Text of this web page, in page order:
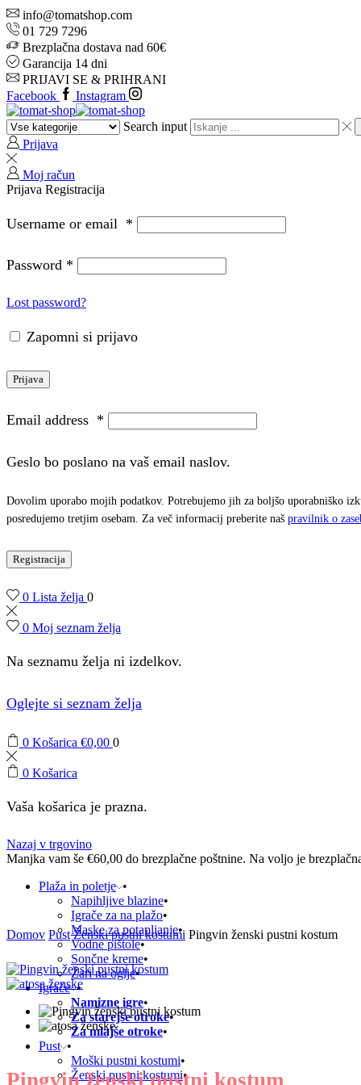
info@tomatshop.com
01 729 7296
Brezplačna dostava nad 60€
Garancija 14 dni
PRIJAVI SE & PRIHRANI
Facebook
Instagram
Search input
Prijava
Moj račun
Prijava Registracija
Username or email *
Password *
Lost password?
Zapomni si prijavo
Prijava
Email address *
Geslo bo poslano na vaš email naslov.
Dovolim uporabo mojih podatkov. Potrebujemo jih za boljšo uporabniško
posredujemo tretjim osebam. Za več informacij preberite naš pravilnik o
Registracija
0 Lista želja 0
0 Moj seznam želja
Na seznamu želja ni izdelkov.
Oglejte si seznam želja
0 Košarica €0,00 0
0 Košarica
Vaša košarica je prazna.
Nazaj v trgovino
Manjka vam še €60,00 do brezplačne poštnine. Na voljo je
Plaža in poletje
Napihljive blazine
Igrače za na plažo
Maske za potapljanje
Vodne pištole
Sončne kreme
Žari na oglje
Igrače
Namizne igre
Za starejše otroke
Za mlajše otroke
Pust
Moški pustni kostumi
Ženski pustni kostumi
Domov Pust Ženski pustni kostumi Pingvin ženski pustni kostum
Pingvin ženski pustni kostum